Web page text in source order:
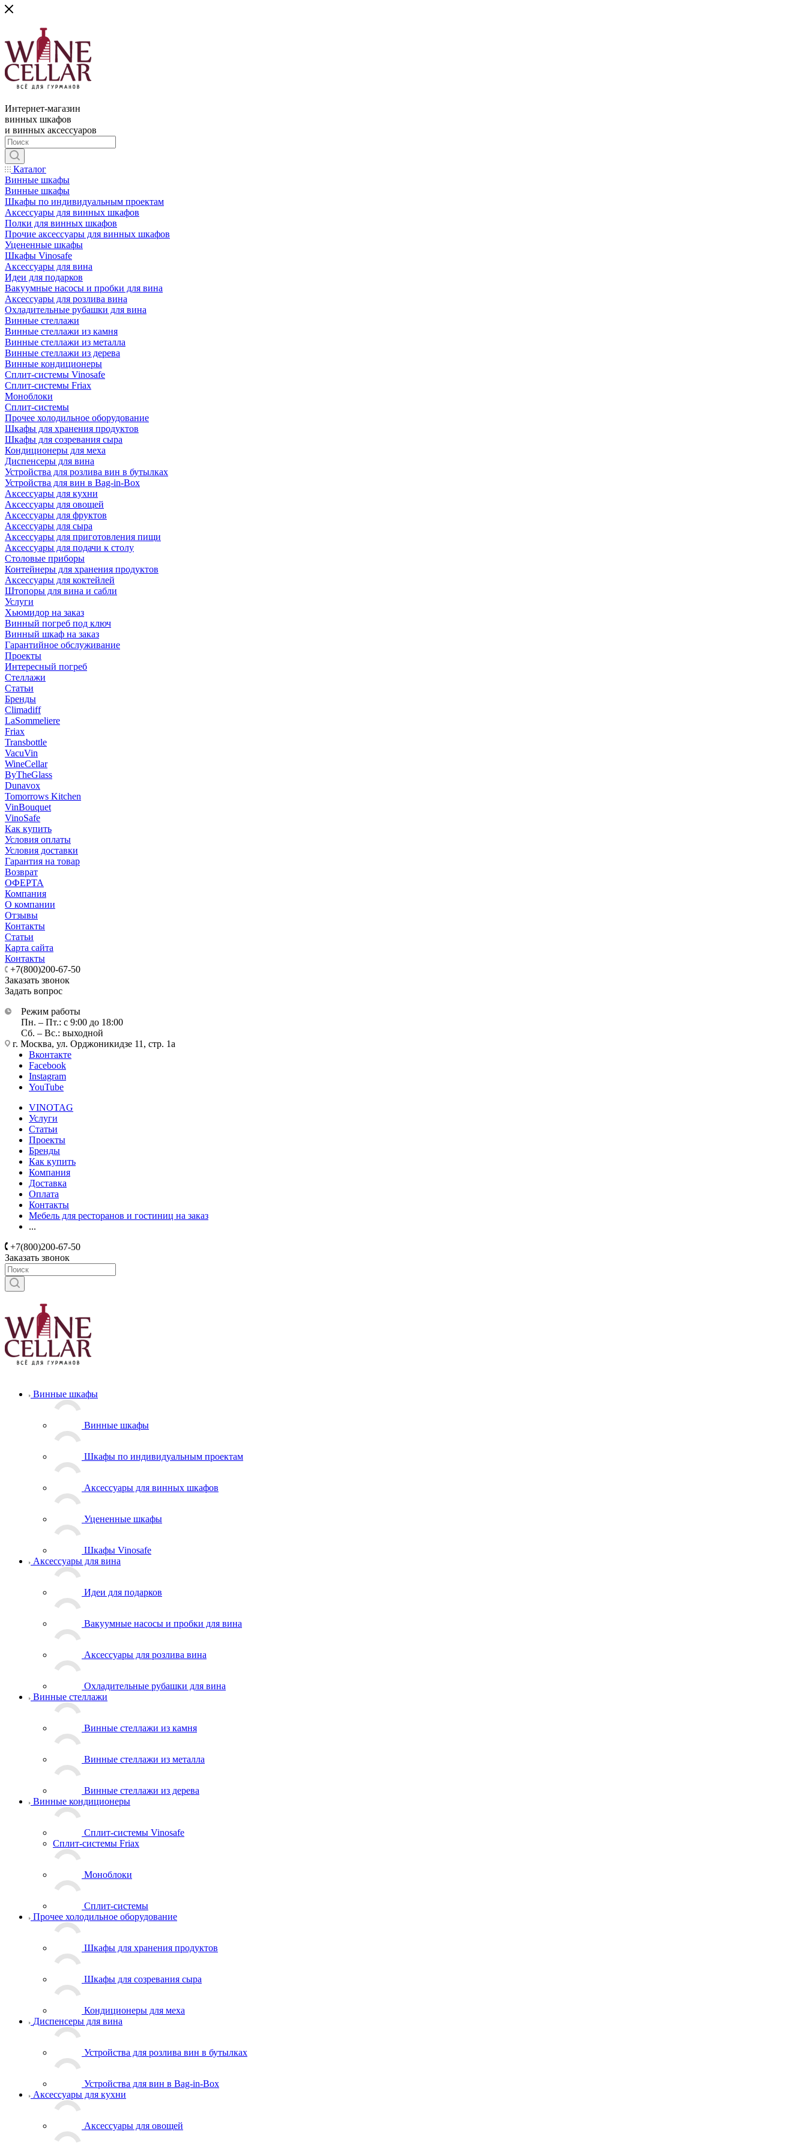
Интернет-магазин
винных шкафов
и винных аксессуаров
Каталог
Винные шкафы
Винные шкафы
Шкафы по индивидуальным проектам
Аксессуары для винных шкафов
Полки для винных шкафов
Прочие аксессуары для винных шкафов
Уцененные шкафы
Шкафы Vinosafe
Аксессуары для вина
Идеи для подарков
Вакуумные насосы и пробки для вина
Аксессуары для розлива вина
Охладительные рубашки для вина
Винные стеллажи
Винные стеллажи из камня
Винные стеллажи из металла
Винные стеллажи из дерева
Винные кондиционеры
Сплит-системы Vinosafe
Сплит-системы Friax
Моноблоки
Сплит-системы
Прочее холодильное оборудование
Шкафы для хранения продуктов
Шкафы для созревания сыра
Кондиционеры для меха
Диспенсеры для вина
Устройства для розлива вин в бутылках
Устройства для вин в Bag-in-Box
Аксессуары для кухни
Аксессуары для овощей
Аксессуары для фруктов
Аксессуары для сыра
Аксессуары для приготовления пищи
Аксессуары для подачи к столу
Столовые приборы
Контейнеры для хранения продуктов
Аксессуары для коктейлей
Штопоры для вина и сабли
Услуги
Хьюмидор на заказ
Винный погреб под ключ
Винный шкаф на заказ
Гарантийное обслуживание
Проекты
Интересный погреб
Стеллажи
Статьи
Бренды
Climadiff
LaSommeliere
Friax
Transbottle
VacuVin
WineCellar
ByTheGlass
Dunavox
Tomorrows Kitchen
VinBouquet
VinoSafe
Как купить
Условия оплаты
Условия доставки
Гарантия на товар
Возврат
ОФЕРТА
Компания
О компании
Отзывы
Контакты
Статьи
Карта сайта
Контакты
+7(800)200-67-50
Заказать звонок
Задать вопрос
Режим работы
Пн. – Пт.: с 9:00 до 18:00
Сб. – Вс.: выходной
г. Москва, ул. Орджоникидзе 11, стр. 1а
Вконтакте
Facebook
Instagram
YouTube
VINOTAG
Услуги
Статьи
Проекты
Бренды
Как купить
Компания
Доставка
Оплата
Контакты
Мебель для ресторанов и гостиниц на заказ
...
+7(800)200-67-50
Заказать звонок
Винные шкафы
Винные шкафы
Шкафы по индивидуальным проектам
Аксессуары для винных шкафов
Уцененные шкафы
Шкафы Vinosafe
Аксессуары для вина
Идеи для подарков
Вакуумные насосы и пробки для вина
Аксессуары для розлива вина
Охладительные рубашки для вина
Винные стеллажи
Винные стеллажи из камня
Винные стеллажи из металла
Винные стеллажи из дерева
Винные кондиционеры
Сплит-системы Vinosafe
Сплит-системы Friax
Моноблоки
Сплит-системы
Прочее холодильное оборудование
Шкафы для хранения продуктов
Шкафы для созревания сыра
Кондиционеры для меха
Диспенсеры для вина
Устройства для розлива вин в бутылках
Устройства для вин в Bag-in-Box
Аксессуары для кухни
Аксессуары для овощей